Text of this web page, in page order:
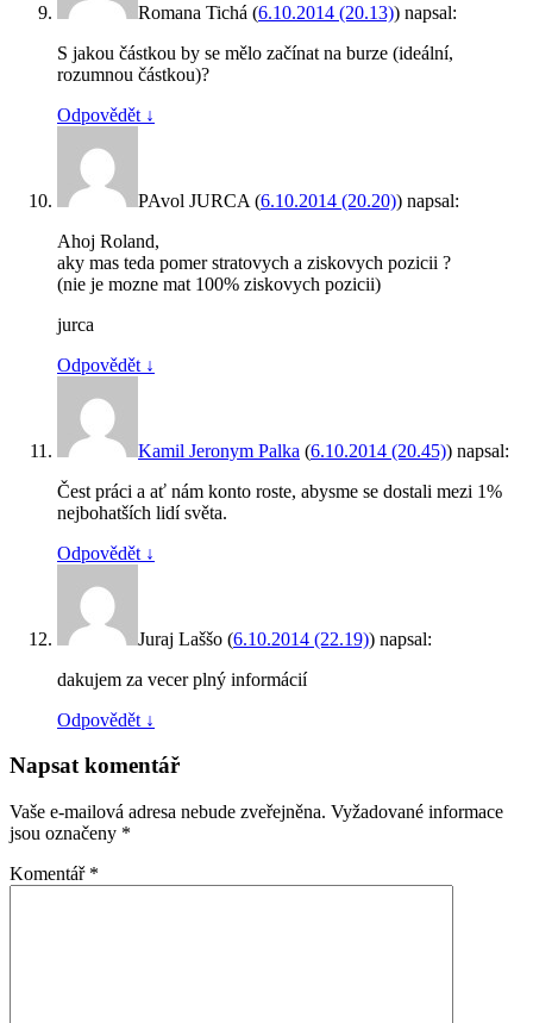
Romana Tichá (6.10.2014 (20.13)) napsal:
S jakou částkou by se mělo začínat na burze (ideální,
rozumnou částkou)?
Odpovědět ↓
PAvol JURCA (6.10.2014 (20.20)) napsal:
Ahoj Roland,
aky mas teda pomer stratovych a ziskovych pozicii ?
(nie je mozne mat 100% ziskovych pozicii)
jurca
Odpovědět ↓
Kamil Jeronym Palka (6.10.2014 (20.45)) napsal:
Čest práci a ať nám konto roste, abysme se dostali mezi 1%
nejbohatších lidí světa.
Odpovědět ↓
Juraj Laššo (6.10.2014 (22.19)) napsal:
dakujem za vecer plný informácií
Odpovědět ↓
Napsat komentář
Vaše e-mailová adresa nebude zveřejněna. Vyžadované informace
jsou označeny *
Komentář *